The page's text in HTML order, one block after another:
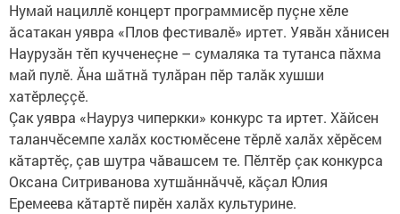
Нумай нациллӗ концерт программисӗр пуçне хӗле
ăсатакан уявра «Плов фестивалӗ» иртет. Уявăн хăнисен
Наурузăн тӗп кучченеçне – сумаляка та тутанса пăхма
май пулӗ. Ăна шăтнă тулăран пӗр талăк хушши
хатӗрлеççӗ.
Çак уявра «Науруз чиперкки» конкурс та иртет. Хăйсен
таланчӗсемпе халăх костюмӗсене тӗрлӗ халăх хӗрӗсем
кăтартӗç, çав шутра чăвашсем те. Пӗлтӗр çак конкурса
Оксана Ситриванова хутшăннăччӗ, кăçал Юлия
Еремеева кăтартӗ пирӗн халăх культурине.